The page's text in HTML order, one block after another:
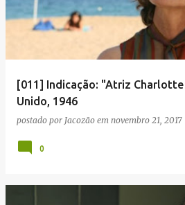
[011] Indicação: "Atriz
Unido, 1946
postado por Jacozão em novembro 21, 2017
0